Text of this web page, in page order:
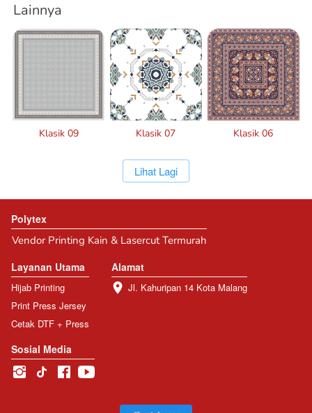
Lainnya
Klasik 09 Klasik 07 Klasik 06
`Lihat Lagi
Polytex
Vendor Printing Kain & Lasercut Termurah
Layanan Utama
Hijab Printing
Print Press Jersey
Cetak DTF + Press
Alamat
Jl. Kahuripan 14 Kota Malang
Sosial Media